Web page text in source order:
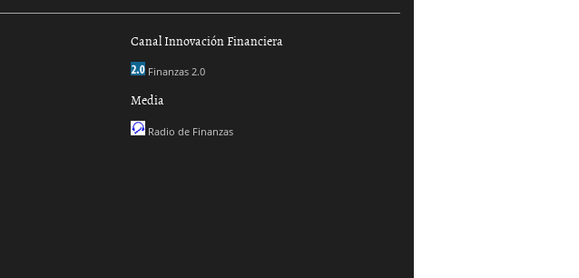
Canal Innovación Financiera
Finanzas 2.0
Media
Radio de Finanzas